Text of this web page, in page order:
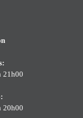
21h00
20h00